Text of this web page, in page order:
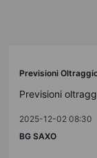
Previsioni
Previsioni
2025-12-02 08:30
BG SAXO